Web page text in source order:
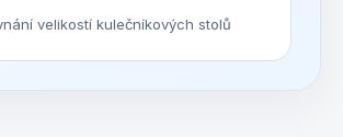
velikostí kulečníkových stolů